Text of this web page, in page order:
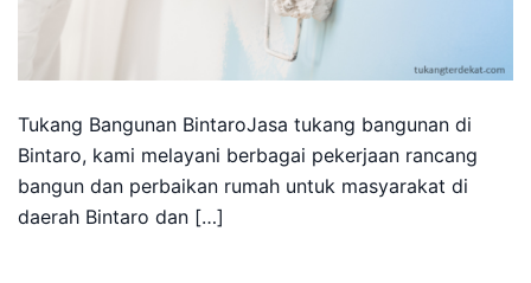
Tukang Bangunan BintaroJasa tukang bangunan di
Bintaro, kami melayani berbagai pekerjaan rancang
bangun dan perbaikan rumah untuk masyarakat di
daerah Bintaro dan […]